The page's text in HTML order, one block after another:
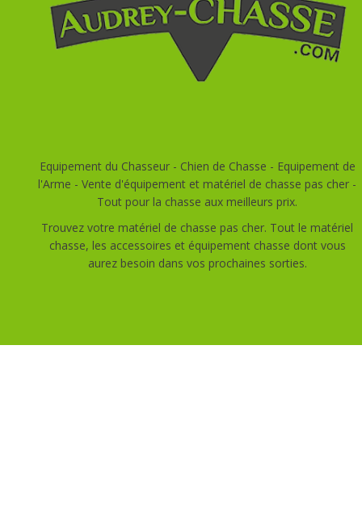
Equipement du Chasseur - Chien de Chasse - Equipement de
l'Arme - Vente d'équipement et matériel de chasse pas cher -
Tout pour la chasse aux meilleurs prix.
Trouvez votre matériel de chasse pas cher. Tout le matériel
chasse, les accessoires et équipement chasse dont vous
aurez besoin dans vos prochaines sorties.